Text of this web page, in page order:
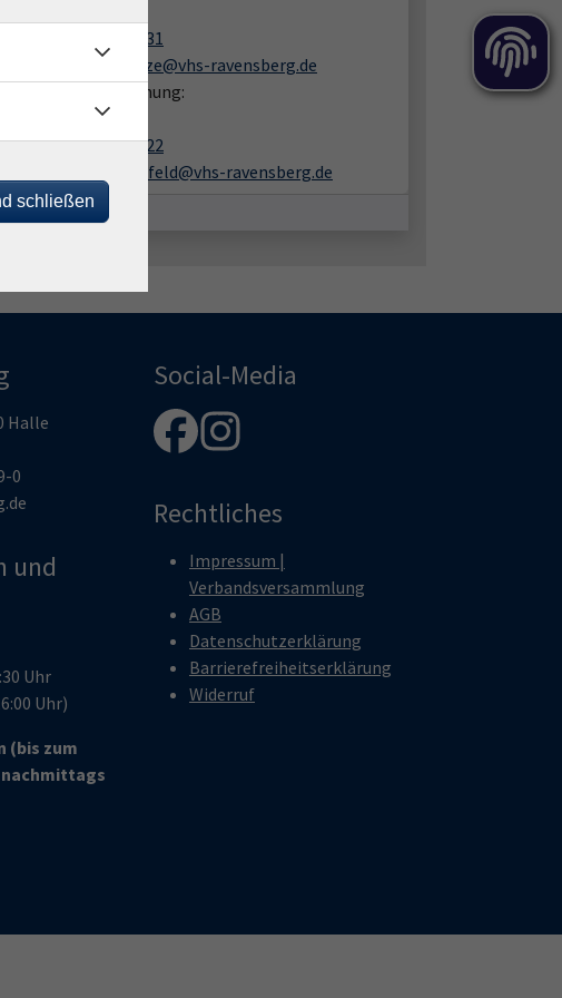
05201 8109-31
stefan.kuntze@vhs-ravensberg.de
Fragen zur Buchung:
Ines Lüchtefeld
05201 8109-22
ines.luechtefeld@vhs-ravensberg.de
Halle
0
und
Uhr
Uhr)
(bis zum
nachmittags
Social-Media
Rechtliches
Impressum |
Verbandsversammlung
AGB
Datenschutzerklärung
Barrierefreiheitserklärung
Widerruf
schließen